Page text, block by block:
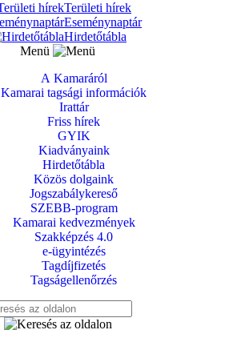
Területi hírek
Eseménynaptár
Hirdetőtábla
Menü
A Kamaráról
Kamarai tagsági információk
Irattár
Friss hírek
GYIK
Kiadványaink
Hirdetőtábla
Közös dolgaink
Jogszabálykereső
SZEBB-program
Kamarai kedvezmények
Szakképzés 4.0
e-ügyintézés
Tagdíjfizetés
Tagságellenőrzés